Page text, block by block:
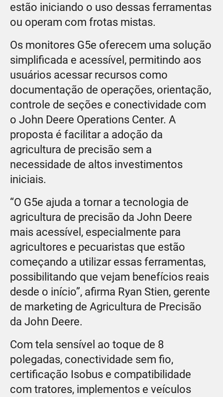
estão iniciando o uso dessas ferramentas
ou operam com frotas mistas.
Os monitores G5e oferecem uma solução
simplificada e acessível, permitindo aos
usuários acessar recursos como
documentação de operações, orientação,
controle de seções e conectividade com
o John Deere Operations Center. A
proposta é facilitar a adoção da
agricultura de precisão sem a
necessidade de altos investimentos
iniciais.
“O G5e ajuda a tornar a tecnologia de
agricultura de precisão da John Deere
mais acessível, especialmente para
agricultores e pecuaristas que estão
começando a utilizar essas ferramentas,
possibilitando que vejam benefícios reais
desde o início”, afirma Ryan Stien, gerente
de marketing de Agricultura de Precisão
da John Deere.
Com tela sensível ao toque de 8
polegadas, conectividade sem fio,
certificação Isobus e compatibilidade
com tratores, implementos e veículos